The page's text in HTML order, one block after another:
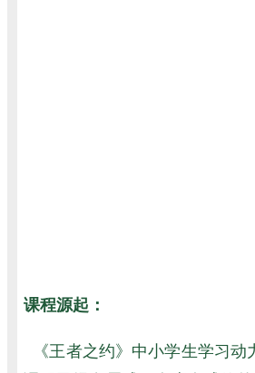
课程源起：
《王者之约》中小学生学习动